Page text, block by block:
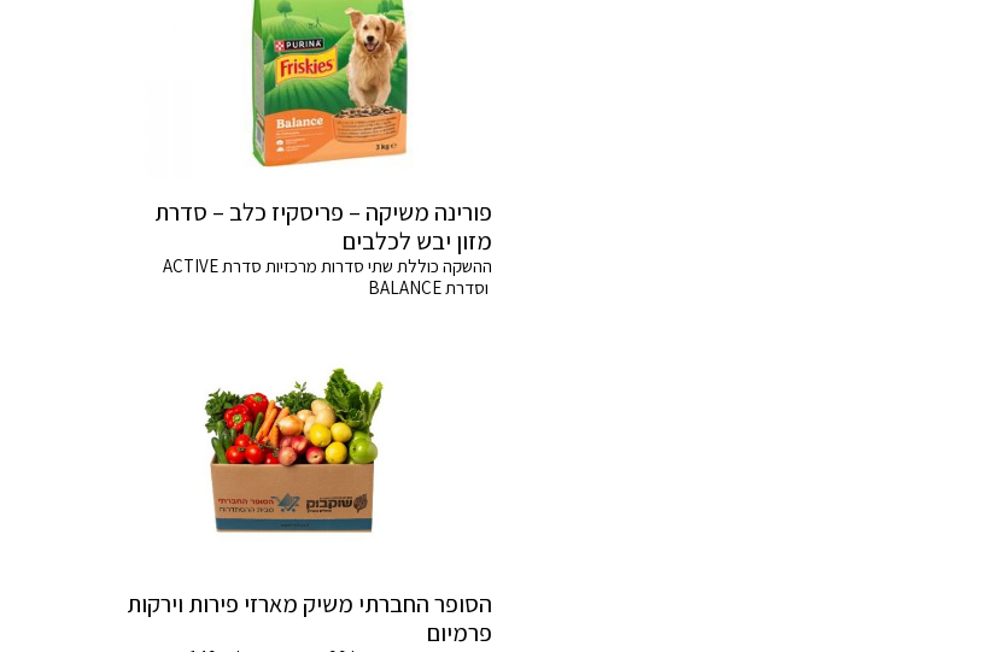
פורינה משיקה – פריסקיז כלב – סדרת
מזון יבש לכלבים
ההשקה כוללת שתי סדרות מרכזיות סדרת ACTIVE
וסדרת BALANCE
הסופר החברתי משיק מארזי פירות וירקות
פרמיום